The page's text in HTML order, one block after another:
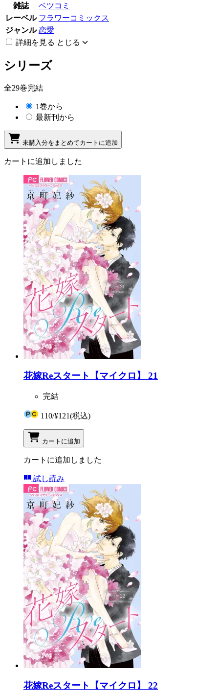
雑誌
ベツコミ
レーベル フラワーコミックス
ジャンル 恋愛
詳細を見る とじる
シリーズ
全29巻完結
1巻から
最新刊から
未購入分をまとめてカートに追加
カートに追加しました
花嫁Reスタート【マイクロ】 21
完結
110/¥121(税込)
カートに追加
カートに追加しました
試し読み
花嫁Reスタート【マイクロ】 22